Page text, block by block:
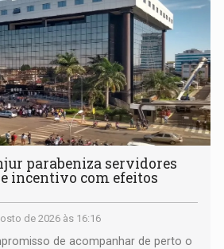
parabeniza servidores
incentivo com efeitos
de 2026 às 16:16
de acompanhar de perto o